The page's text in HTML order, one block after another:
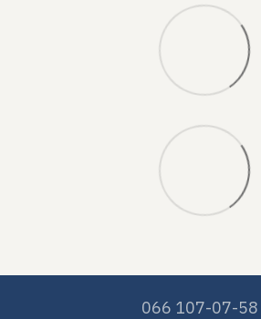
066 107-07-58